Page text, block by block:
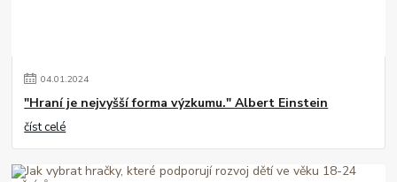
04.01.2024
"Hraní je nejvyšší forma výzkumu." Albert Einstein
číst celé